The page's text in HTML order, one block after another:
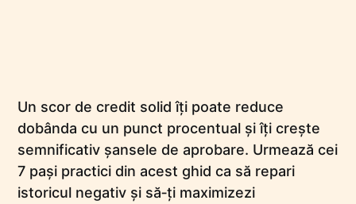
Un scor de credit solid îți poate reduce
dobânda cu un punct procentual și îți crește
semnificativ șansele de aprobare. Urmează cei
7 pași practici din acest ghid ca să repari
istoricul negativ și să‑ți maximizezi